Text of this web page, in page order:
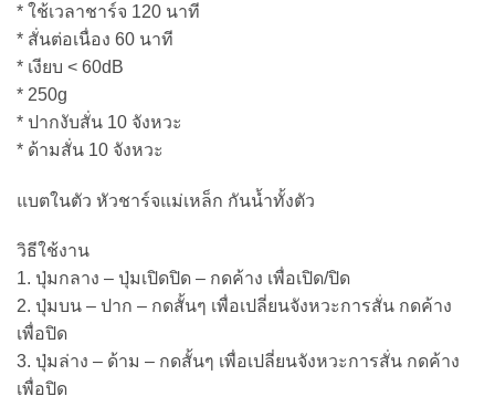
* ใช้เวลาชาร์จ 120 นาที
* สั่นต่อเนื่อง 60 นาที
* เงียบ < 60dB
* 250g
* ปากงับสั่น 10 จังหวะ
* ด้ามสั่น 10 จังหวะ
แบตในตัว หัวชาร์จแม่เหล็ก กันน้ำทั้งตัว
วิธีใช้งาน
1. ปุ่มกลาง – ปุ่มเปิดปิด – กดค้าง เพื่อเปิด/ปิด
2. ปุ่มบน – ปาก – กดสั้นๆ เพื่อเปลี่ยนจังหวะการสั่น กดค้าง
เพื่อปิด
3. ปุ่มล่าง – ด้าม – กดสั้นๆ เพื่อเปลี่ยนจังหวะการสั่น กดค้าง
เพื่อปิด